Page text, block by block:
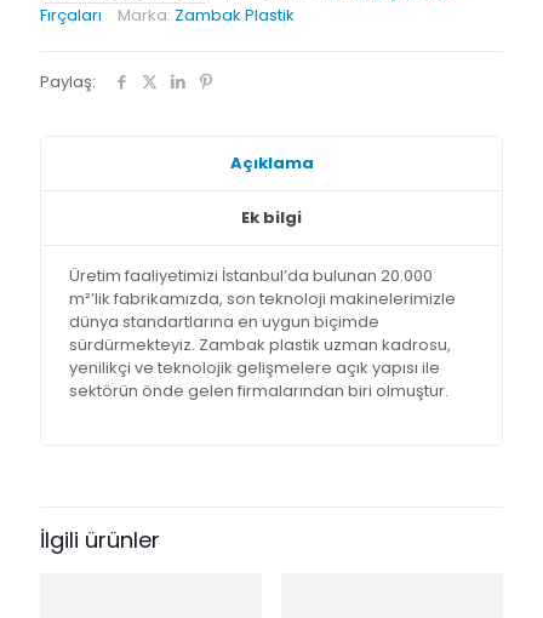
Fırçaları
Marka: Zambak Plastik
Paylaş:
Açıklama
Ek bilgi
Üretim faaliyetimizi İstanbul’da bulunan 20.000
m²’lik fabrikamızda, son teknoloji makinelerimizle
dünya standartlarına en uygun biçimde
sürdürmekteyiz. Zambak plastik uzman kadrosu,
yenilikçi ve teknolojik gelişmelere açık yapısı ile
sektörün önde gelen firmalarından biri olmuştur.
İlgili ürünler